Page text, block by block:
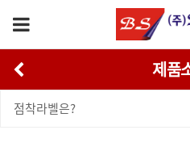
제품
점착라벨은?